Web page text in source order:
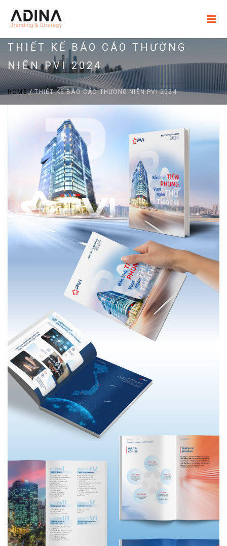
THIẾT KẾ BÁO CÁO THƯỜNG
NIÊN PVI 2024
HOME/THIẾT KẾ BÁO CÁO THƯỜNG NIÊN PVI 2024